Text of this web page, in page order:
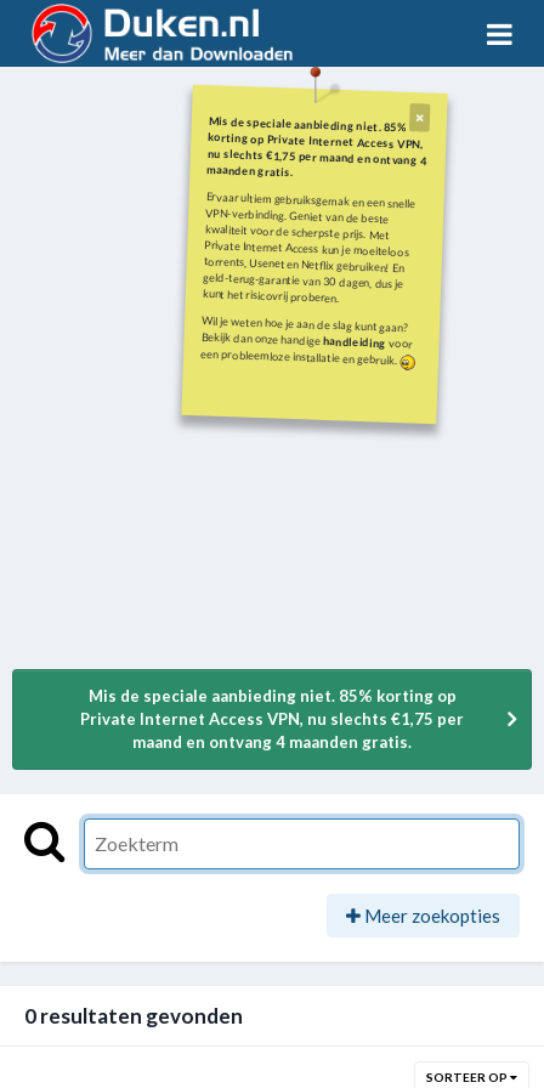
Mis de speciale aanbieding niet. 85%
korting op Private Internet Access VPN,
nu slechts €1,75 per maand en ontvang 4
maanden gratis.
Ervaar ultiem gebruiksgemak en een snelle
VPN-verbinding. Geniet van de beste
kwaliteit voor de scherpste prijs. Met
Private Internet Access kun je moeiteloos
torrents, Usenet en Netflix gebruiken! En
geld-terug-garantie van 30 dagen, dus je
kunt het risicovrij proberen.
Wil je weten hoe je aan de slag kunt gaan?
Bekijk dan onze handigehandleiding voor
een probleemloze installatie en gebruik.
Mis de speciale aanbieding niet. 85% korting op
Private Internet Access VPN, nu slechts €1,75 per
maand en ontvang 4 maanden gratis.
Meer zoekopties
0 resultaten gevonden
SORTEER OP